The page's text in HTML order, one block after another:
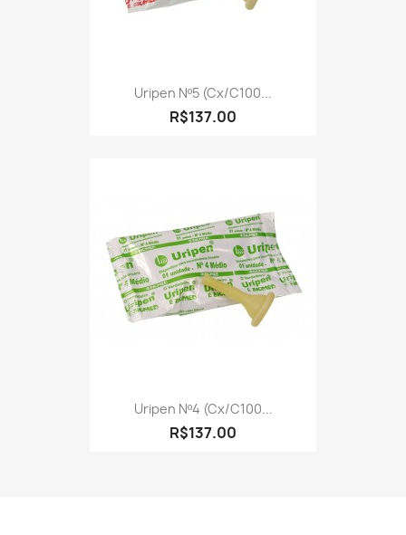
Uripen Nº5 (cx/c100...
R$137.00
Uripen Nº4 (cx/c100...
R$137.00